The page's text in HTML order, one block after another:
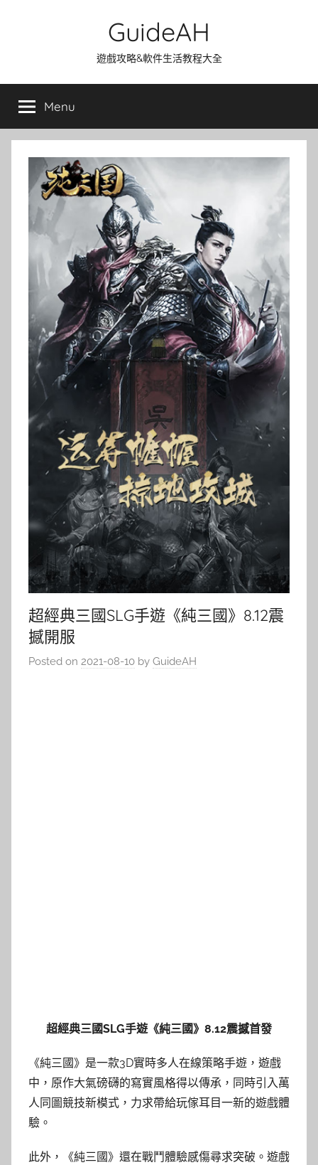
GuideAH
遊戲攻略&軟件生活教程大全
Menu
超經典三國SLG手遊《純三國》8.12震
撼開服
Posted on 2021-08-10 by GuideAH
超經典三國SLG手遊《純三國》8.12震撼首發
《純三國》是一款3D實時多人在線策略手遊，遊戲
中，原作大氣磅礴的寫實風格得以傳承，同時引入萬
人同圖競技新模式，力求帶給玩傢耳目一新的遊戲體
驗。
此外，《純三國》還在戰鬥體驗感傷尋求突破。遊戲